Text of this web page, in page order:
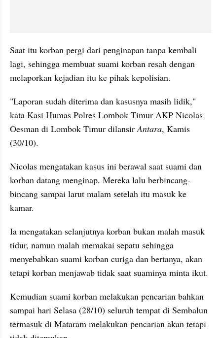
Saat itu korban pergi dari penginapan tanpa kembali
lagi, sehingga membuat suami korban resah dengan
melaporkan kejadian itu ke pihak kepolisian.
"Laporan sudah diterima dan kasusnya masih lidik,"
kata Kasi Humas Polres Lombok Timur AKP Nicolas
Oesman di Lombok Timur dilansir Antara, Kamis
(30/10).
Nicolas mengatakan kasus ini berawal saat suami dan
korban datang menginap. Mereka lalu berbincang-
bincang sampai larut malam setelah itu masuk ke
kamar.
Ia mengatakan selanjutnya korban bukan malah masuk
tidur, namun malah memakai sepatu sehingga
menyebabkan suami korban curiga dan bertanya, akan
tetapi korban menjawab tidak saat suaminya minta ikut.
Kemudian suami korban melakukan pencarian bahkan
sampai hari Selasa (28/10) seluruh tempat di Sembalun
termasuk di Mataram melakukan pencarian akan tetapi